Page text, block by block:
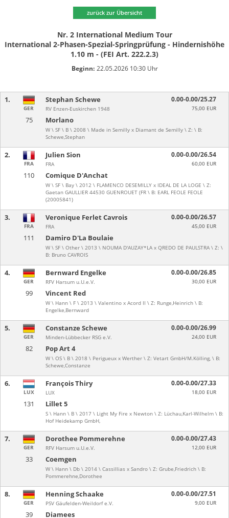
zurück zur Übersicht
Nr. 2 International Medium Tour
International 2-Phasen-Spezial-Springprüfung - Hindernishöhe
1.10 m - (FEI Art. 222.2.3)
Beginn: 22.05.2026 10:30 Uhr
1.
75 Morlano
W \ SF \ B \ 2008 \ Made in Semilly x Diamant de Semilly \ Z: \ B:
Schewe,Stephan
GER
Stephan Schewe
RV Enzen-Euskirchen 1948
0.00-0.00/25.27
75,00 EUR
2.
110 Comique D'Anchat
W \ SF \ Bay \ 2012 \ FLAMENCO DESEMILLY x IDEAL DE LA LOGE \ Z:
Gaetan GAULLIER 44530 GUENROUET (FR \ B: EARL FEOLE FEOLE
(20005841)
FRA
Julien Sion
FRA
0.00-0.00/26.54
60,00 EUR
3.
111 Damiro D'La Boulaie
W \ SF \ Other \ 2013 \ NOUMA D'AUZAY*LA x QREDO DE PAULSTRA \ Z: \
B: Bruno CAVROIS
FRA
Veronique Ferlet Cavrois
FRA
0.00-0.00/26.57
45,00 EUR
4.
99 Vincent Red
W \ Hann \ F \ 2013 \ Valentino x Acord II \ Z: Runge,Heinrich \ B:
Engelke,Bernward
GER
Bernward Engelke
RFV Harsum u.U.e.V.
0.00-0.00/26.85
30,00 EUR
5.
82 Pop Art 4
W \ OS \ B \ 2018 \ Perigueux x Werther \ Z: Vetart GmbH/M.Kölling, \ B:
Schewe,Constanze
GER
Constanze Schewe
Minden-Lübbecker RSG e.V.
0.00-0.00/26.99
24,00 EUR
6.
131 Lillet 5
S \ Hann \ B \ 2017 \ Light My Fire x Newton \ Z: Lüchau,Karl-Wilhelm \ B:
Hof Heidekamp GmbH,
LUX
François Thiry
LUX
0.00-0.00/27.33
18,00 EUR
7.
33 Coemgen
W \ Hann \ Db \ 2014 \ Cassillias x Sandro \ Z: Grube,Friedrich \ B:
Pommerehne,Dorothee
GER
Dorothee Pommerehne
RFV Harsum u.U.e.V.
0.00-0.00/27.43
12,00 EUR
8.
39 Diamees
GER
Henning Schaake
PSV Gäufelden-Weildorf e.V.
0.00-0.00/27.51
9,00 EUR